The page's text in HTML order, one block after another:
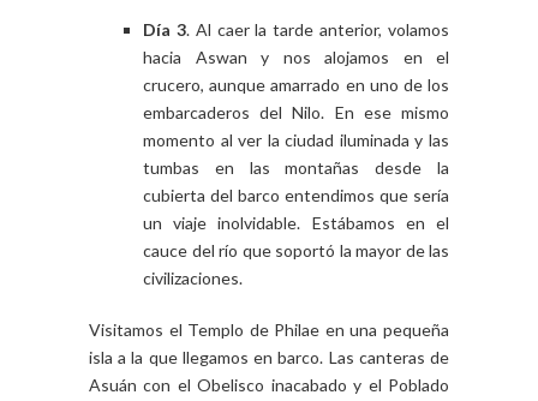
Día 3. Al caer la tarde anterior, volamos
hacia Aswan y nos alojamos en el
crucero, aunque amarrado en uno de los
embarcaderos del Nilo. En ese mismo
momento al ver la ciudad iluminada y las
tumbas en las montañas desde la
cubierta del barco entendimos que sería
un viaje inolvidable. Estábamos en el
cauce del río que soportó la mayor de las
civilizaciones.
Visitamos el Templo de Philae en una pequeña
isla a la que llegamos en barco. Las canteras de
Asuán con el Obelisco inacabado y el Poblado